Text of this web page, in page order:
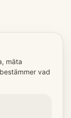
mäta
vad